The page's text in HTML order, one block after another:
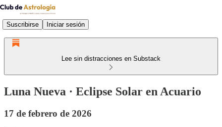
Suscribirse Iniciar sesión
Lee sin distracciones en Substack
Luna Nueva · Eclipse Solar en Acuario
17 de febrero de 2026